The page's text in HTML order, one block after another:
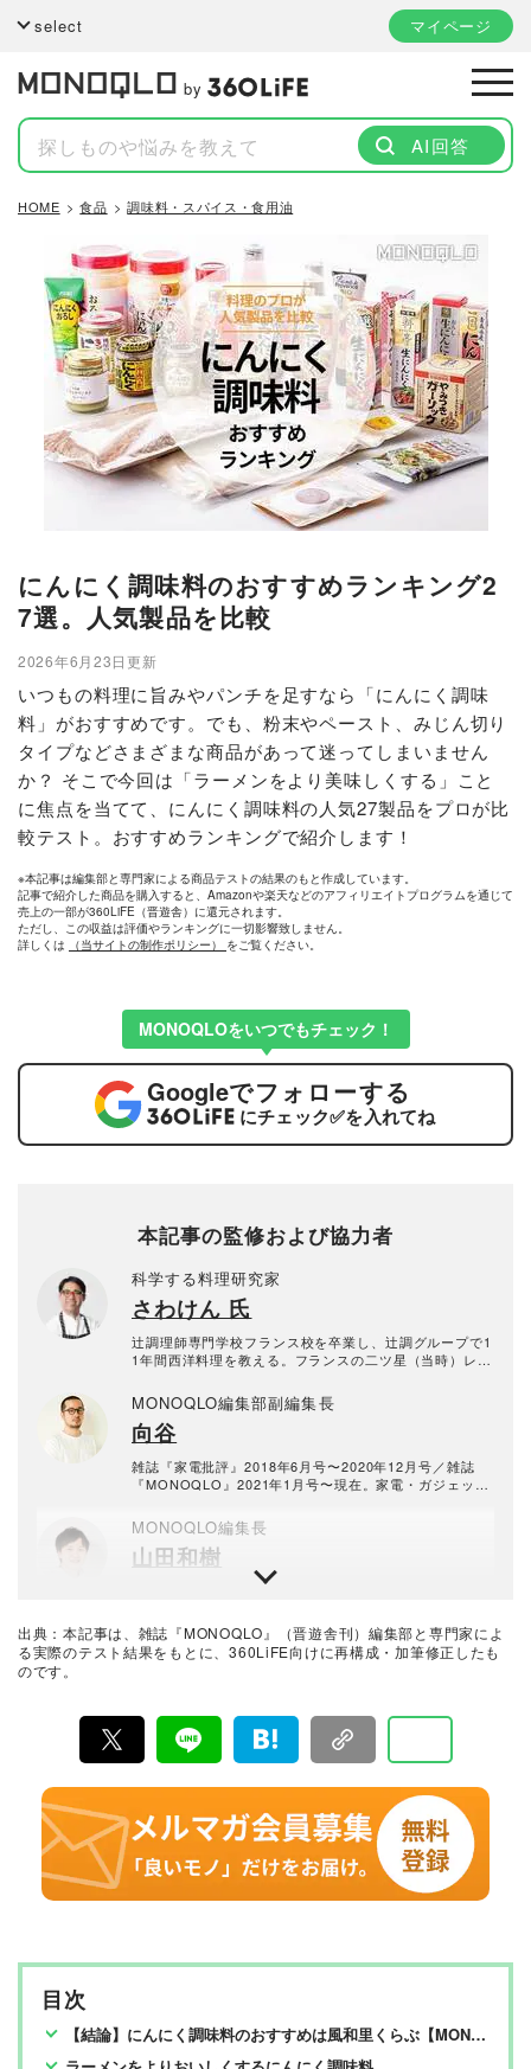
select マイページ
by
AI回答
HOME 食品 調味料・スパイス・食用油
にんにく調味料のおすすめランキング2
7選。人気製品を比較
2026年6月23日更新
いつもの料理に旨みやパンチを足すなら「にんにく調味
料」がおすすめです。でも、粉末やペースト、みじん切り
タイプなどさまざまな商品があって迷ってしまいません
か？ そこで今回は「ラーメンをより美味しくする」こと
に焦点を当てて、にんにく調味料の人気27製品をプロが比
較テスト。おすすめランキングで紹介します！
※本記事は編集部と専門家による商品テストの結果のもと作成しています。
記事で紹介した商品を購入すると、Amazonや楽天などのアフィリエイトプログラムを通じて
売上の一部が360LiFE（晋遊舎）に還元されます。
ただし、この収益は評価やランキングに一切影響致しません。
詳しくは
（当サイトの制作ポリシー） をご覧ください。
MONOQLOをいつでもチェック！
Googleでフォローする
にチェック✅を入れてね
本記事の監修および協力者
科学する料理研究家
さわけん 氏
辻調理師専門学校フランス校を卒業し、辻調グループで1
1年間西洋料理を教える。フランスの二ツ星（当時）レス
もある本格派。その後、イタリアンカフェのシェフを経
て料理研究家に転身し、世界の料理を研究する。科学的
に料理を考え、狙った通りの料理をつくるレシピの達人
に。2010年よりキッチンまわり評論家として、毎月30～
50品の食品や調味料を実食検証する。食品類だけでなく
調理器具・家電も含め、日本一「食」に関する比較をし
・「ラヴィット！」(TBS)などメディア出演多数。
MONOQLO編集部副編集長
向谷
雑誌『家電批評』2018年6月号〜2020年12月号／雑誌
『MONOQLO』2021年1月号〜現在。家電・ガジェッ
MONOQLO編集長
山田和樹
1993年生まれ。2016年に新卒で晋遊舎に入社し、雑誌
就任。9年以上の編集人生であらゆるジャンルのモノをテ
ストしてきたが、デジタルガジェット、アウトドアグッ
ズ、マネーが得意。テストのためなら大学研究所から中
最新の良いモノおすすめベストバイ
『MONOQLO（モノクロ）』は2009年3月19日に創刊、
毎月19日に発行されている「広告なし」のモノ批評雑誌
& おすすめ情報メディア。創刊以来、おもに男性向けの
生活用品や家具、ガジェット、食品などを各分野の専門
家にも協力を仰ぎ、編集部と社内の検証機関が実際に比
較・検証・評価してきました。テストで見つけた「本当
に良いモノ」だけを厳選して紹介。編集長・山田和樹を
中心に、11名以上の編集体制で日々の検証・記事制作を
行っています。
出典：本記事は、雑誌『MONOQLO』（晋遊舎刊）編集部と専門家によ
る実際のテスト結果をもとに、360LiFE向けに再構成・加筆修正したも
のです。
目次
【結論】にんにく調味料のおすすめは風和里くらぶ【MONOQLOが検証】